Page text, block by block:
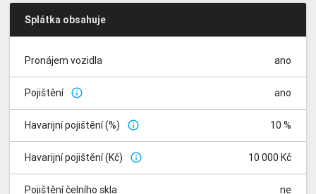
Splátka obsahuje
Pronájem vozidla ano
Pojištění info_outline ano
Havarijní pojištění (%) info_outline 10 %
Havarijní pojištění (Kč) info_outline 10 000 Kč
Pojištění čelního skla ne